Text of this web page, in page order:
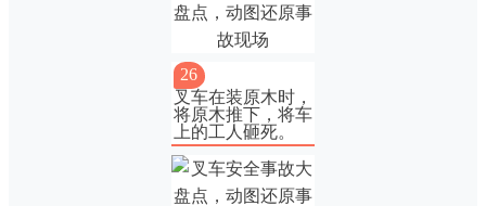
26
叉车在装原木时，
将原木推下，将车
上的工人砸死。